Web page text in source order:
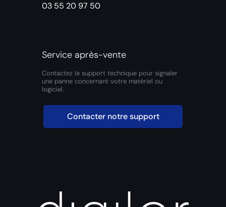
03 55 20 97 50
Service après-vente
Contactez le support technique pour signaler
une panne concernant votre matériel ou
logiciel.
Contacter notre support